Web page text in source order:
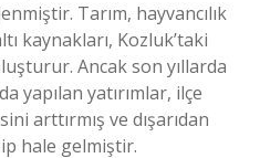
Tarım, hayvancılık
kaynakları, Kozluk’taki
Ancak son yıllarda
yapılan yatırımlar, ilçe
arttırmış ve dışarıdan
hale gelmiştir.